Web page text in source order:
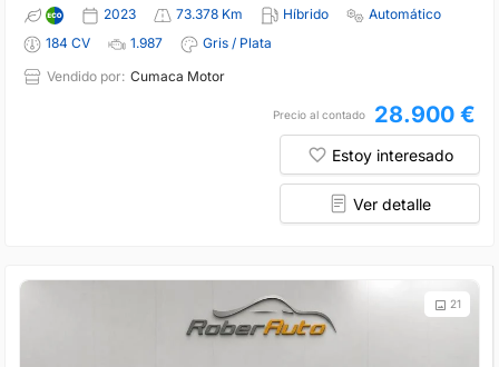
2023 73.378 Km Híbrido
Automático
184 CV
1.987
Gris / Plata
Vendido por: Cumaca Motor
Precio al contado 28.900 €
Estoy interesado
Ver detalle
21